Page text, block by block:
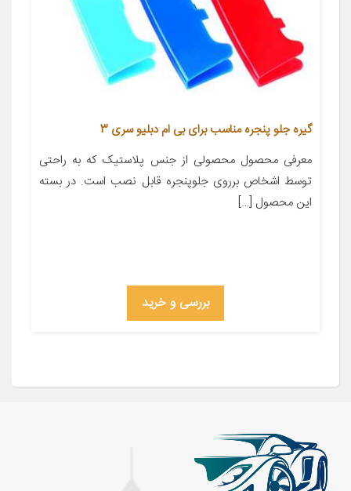
گیره جلو پنجره مناسب برای بی ام دبلیو سری 3
معرفی محصول محصولی از جنس پلاستیک که به راحتی
توسط اشخاص برروی جلوپنجره قابل نصب است. در بسته
این محصول […]
بررسی و خرید